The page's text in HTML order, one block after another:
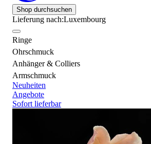
Shop durchsuchen
Lieferung nach:Luxembourg
Ringe
Ohrschmuck
Anhänger & Colliers
Armschmuck
Neuheiten
Angebote
Sofort lieferbar